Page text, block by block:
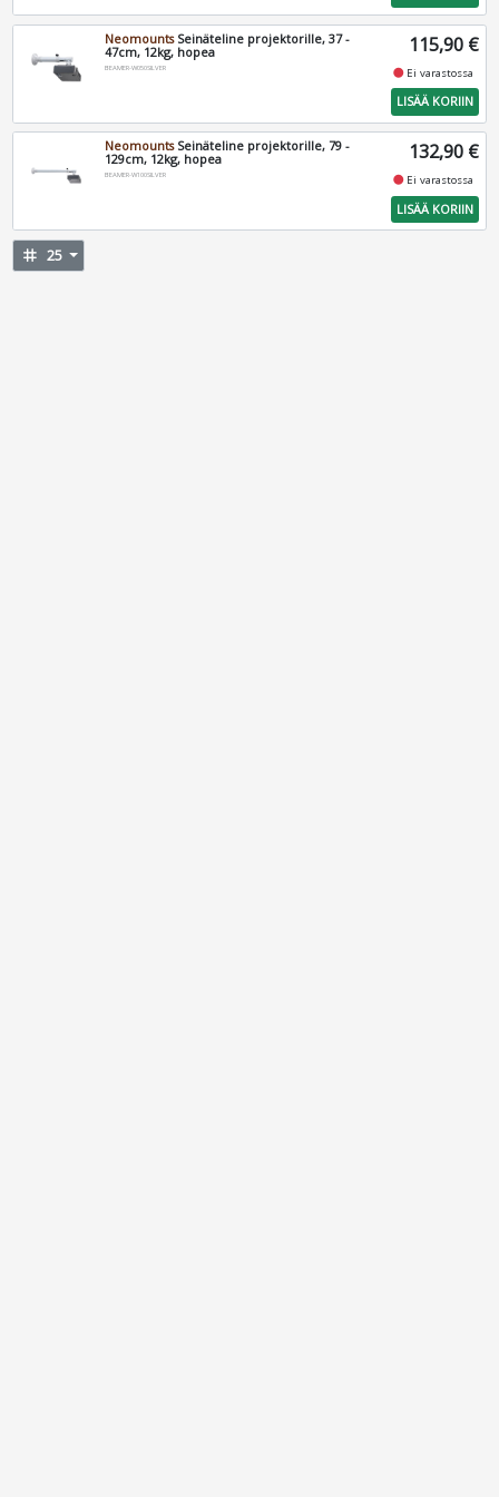
NeomountsSeinäteline projektorille, 37 -
47cm, 12kg, hopea
BEAMER-W050SILVER
115,90 €
fiber_manual_record Ei varastossa
LISÄÄ KORIIN
NeomountsSeinäteline projektorille, 79 -
129cm, 12kg, hopea
BEAMER-W100SILVER
132,90 €
fiber_manual_record Ei varastossa
LISÄÄ KORIIN
tag 25